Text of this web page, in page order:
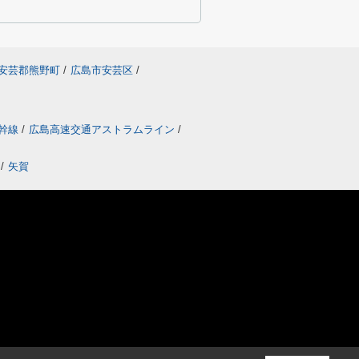
芸郡熊野町 / 広島市安芸区 /
線 / 広島高速交通アストラムライン /
/ 矢賀